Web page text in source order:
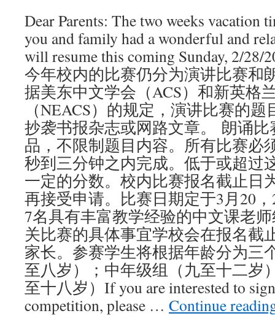
Dear Parents: The two weeks vacation
you and family had a wonderful and
will resume this coming Sunday, 2/28/
今年校内的比赛仍分为演讲比赛和
据美东中文学会（ACS）和新英格
（NEACS）的规定，演讲比赛的
抄袭书报杂志或网路文章。 朗诵
品，不限制题目内容。所有比赛必
秒到三分钟之内完成。低于或超过
一定的分数。校内比赛报名截止日
再接受申请。比赛日期定于3月20
7名具有丰富教学经验的中文课老
关比赛的具体事宜学校会在报名截
家长。参赛学生将根据年龄分为三
至八岁）；中年级组（九至十二岁
至十八岁）If you are interested to
competition, please … Continue